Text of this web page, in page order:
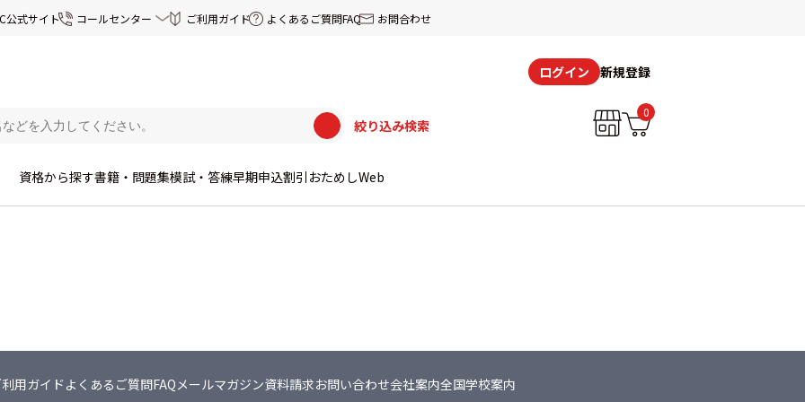
公式サイト コールセンター ご利用ガイド よくあるご質問FAQ お問合わせ
ログイン 新規登録
絞り込み検索
0
資格から探す書籍・問題集模試・答練早期申込割引 おためしWeb
用ガイド よくあるご質問FAQメールマガジン資料請求お問い合わせ会社案内全国学校案内